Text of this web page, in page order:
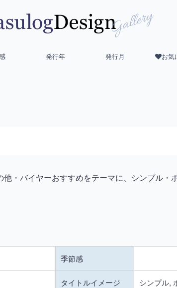
発行年 発行月 お気
・バイヤーおすすめをテーマに、シンプル・
季節感
タイトルイメージ シンプル,